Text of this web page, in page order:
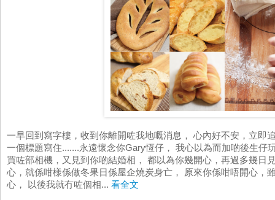
一早回到寫字樓，收到你離開咗我地嘅消息， 心內好不安，立即
一個標題寫住.......永遠懷念你Gary恆仔， 我心以為而加啲後生仔
買咗部相機，又見到你啲結婚相， 都以為你幾開心，再過多幾日
心，就係咁樣係做冬果日係屋企燒炭身亡， 原來你係咁唔開心，
心， 以後我就冇咗個相... 看全文